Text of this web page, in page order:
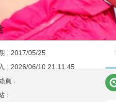
: 2017/05/25
: 2026/06/10 21:11:45
頁 :
: